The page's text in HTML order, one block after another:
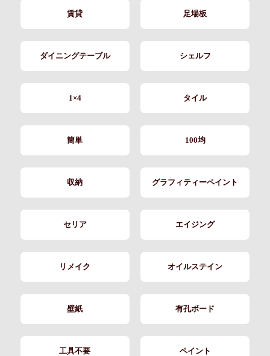
賃貸 足場板
ダイニングテーブル シェルフ
1×4 タイル
簡単 100均
収納 グラフィティーペイント
セリア エイジング
リメイク オイルステイン
壁紙 有孔ボード
工具不要 ペイント